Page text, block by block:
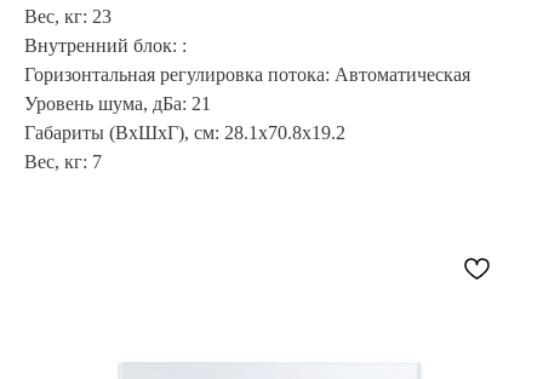
Вес, кг: 23
Внутренний блок: :
Горизонтальная регулировка потока: Автоматическая
Уровень шума, дБа: 21
Габариты (ВхШхГ), см: 28.1x70.8x19.2
Вес, кг: 7